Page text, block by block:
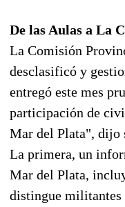
De las Aulas a La
La Comisión
desclasificó y
entregó este mes
participación de
Mar del Plata", dijo
La primera, un
Mar del Plata,
distingue militantes